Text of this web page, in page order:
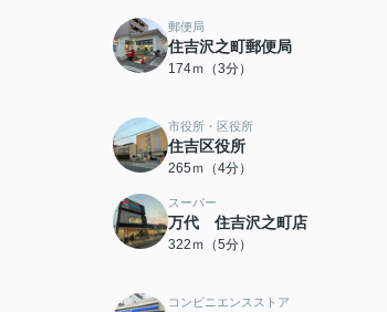
郵便局
住吉沢之町郵便局
174ｍ（3分）
市役所・区役所
住吉区役所
265ｍ（4分）
スーパー
万代 住吉沢之町店
322ｍ（5分）
コンビニエンスストア